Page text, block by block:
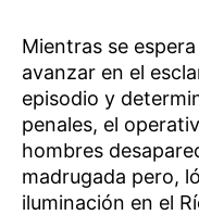
Mientras se
avanzar en el
episodio y
penales, el
hombres
madrugada pero,
iluminación en el